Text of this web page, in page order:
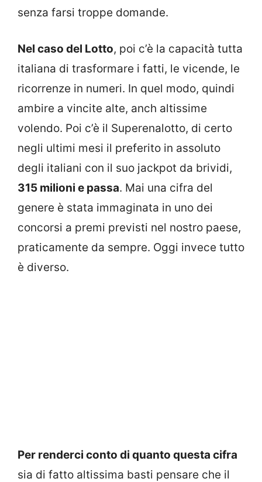
senza farsi troppe domande.
Nel caso del Lotto, poi c’è la capacità tutta
italiana di trasformare i fatti, le vicende, le
ricorrenze in numeri. In quel modo, quindi
ambire a vincite alte, anch altissime
volendo. Poi c’è il Superenalotto, di certo
negli ultimi mesi il preferito in assoluto
degli italiani con il suo jackpot da brividi,
315 milioni e passa. Mai una cifra del
genere è stata immaginata in uno dei
concorsi a premi previsti nel nostro paese,
praticamente da sempre. Oggi invece tutto
è diverso.
Per renderci conto di quanto questa cifra
sia di fatto altissima basti pensare che il